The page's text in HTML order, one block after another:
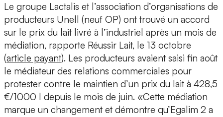
Le groupe Lactalis et l’association d’organisations de
producteurs Unell (neuf OP) ont trouvé un accord
sur le prix du lait livré à l’industriel après un mois de
médiation, rapporte Réussir Lait, le 13 octobre
(article payant). Les producteurs avaient saisi fin août
le médiateur des relations commerciales pour
protester contre le maintien d’un prix du lait à 428,5
€/1000 l depuis le mois de juin. «Cette médiation
marque un changement et démontre qu’Egalim 2 a